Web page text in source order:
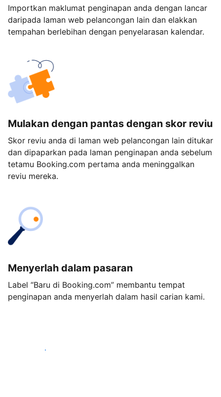
Importkan maklumat penginapan anda dengan lancar
daripada laman web pelancongan lain dan elakkan
tempahan berlebihan dengan penyelarasan kalendar.
Mulakan dengan pantas dengan skor reviu
Skor reviu anda di laman web pelancongan lain ditukar
dan dipaparkan pada laman penginapan anda sebelum
tetamu Booking.com pertama anda meninggalkan
reviu mereka.
Menyerlah dalam pasaran
Label “Baru di Booking.com” membantu tempat
penginapan anda menyerlah dalam hasil carian kami.
Mulakan hari ini